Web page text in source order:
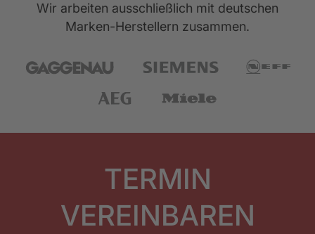
Wir arbeiten ausschließlich mit deutschen
Marken-Herstellern zusammen.
TERMIN
VEREINBAREN